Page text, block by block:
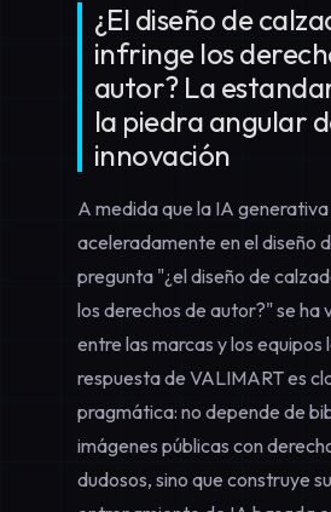
¿El diseño de
infringe los
autor? La
la piedra angular
innovación
A medida que la IA
aceleradamente en el diseño
pregunta "¿el diseño de
los derechos de autor?" se ha
entre las marcas y los equipos
respuesta de VALIMART es
pragmática: no depende de
imágenes públicas con
dudosos, sino que construye